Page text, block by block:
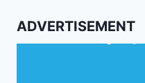
ADVERTISEMENT